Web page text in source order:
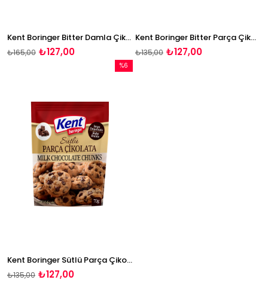
Kent Boringer Bitter Damla Çikolata 70g
₺127,00
₺165,00
Kent Boringer Bitter Parça Çikolata 70g
₺127,00
₺135,00
Kent Boringer Sütlü Parça Çikolata 70g
₺127,00
₺135,00
%6